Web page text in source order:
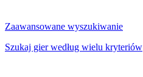
Zaawansowane wyszukiwanie
Szukaj gier według wielu kryteriów